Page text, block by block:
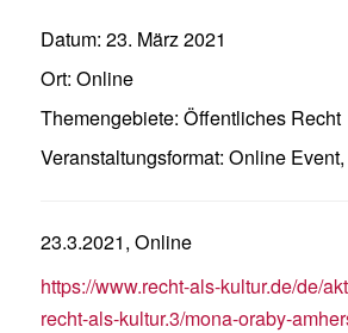
Datum: 23. März 2021
Ort: Online
Themengebiete: Öffentliches Recht
Veranstaltungsformat: Online Event,
23.3.2021, Online
https://www.recht-als-kultur.de/de/
recht-als-kultur.3/mona-oraby-